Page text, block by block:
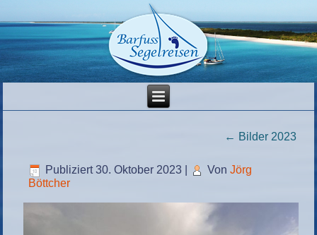
← Bilder 2023
Publiziert 30. Oktober 2023 Von Jörg
Böttcher